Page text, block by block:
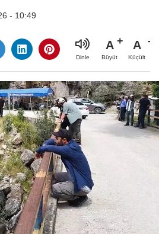
- 10:49
Dinle
A
Büyüt
A
Küçült